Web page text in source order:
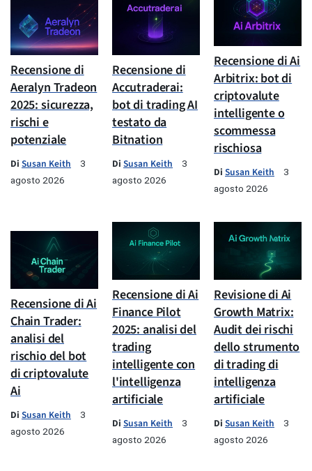
Recensione di
Aeralyn Tradeon
2025: sicurezza,
rischi e
potenziale
Di Susan Keith
3
agosto 2026
Recensione di
Accutraderai:
bot di trading AI
testato da
Bitnation
Di Susan Keith
3
agosto 2026
Recensione di Ai
Arbitrix: bot di
criptovalute
intelligente o
scommessa
rischiosa
Di Susan Keith
3
agosto 2026
Recensione di Ai
Chain Trader:
analisi del
rischio del bot
di criptovalute
Ai
Di Susan Keith
3
agosto 2026
Recensione di Ai
Finance Pilot
2025: analisi del
trading
intelligente con
l'intelligenza
artificiale
Di Susan Keith
3
agosto 2026
Revisione di Ai
Growth Matrix:
Audit dei rischi
dello strumento
di trading di
intelligenza
artificiale
Di Susan Keith
3
agosto 2026